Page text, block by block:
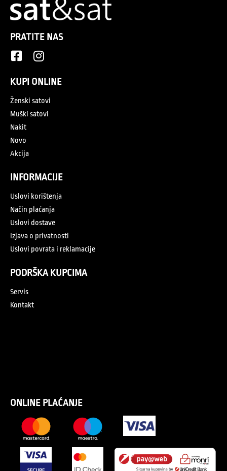
PRATITE NAS
KUPI ONLINE
Ženski satovi
Muški satovi
Nakit
Novo
Akcija
INFORMACIJE
Uslovi korištenja
Način plaćanja
Uslovi dostave
Izjava o privatnosti
Uslovi povrata i reklamacije
PODRŠKA KUPCIMA
Servis
Kontakt
ONLINE PLAĆANJE